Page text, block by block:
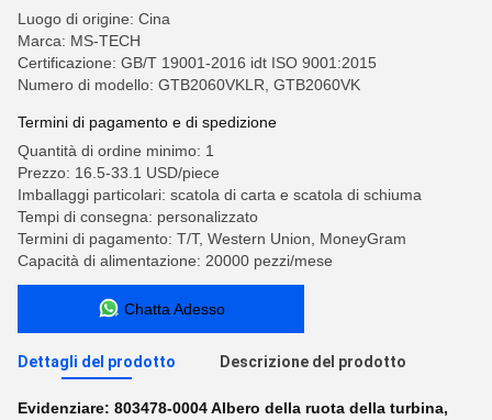
Luogo di origine: Cina
Marca: MS-TECH
Certificazione: GB/T 19001-2016 idt ISO 9001:2015
Numero di modello: GTB2060VKLR, GTB2060VK
Termini di pagamento e di spedizione
Quantità di ordine minimo: 1
Prezzo: 16.5-33.1 USD/piece
Imballaggi particolari: scatola di carta e scatola di schiuma
Tempi di consegna: personalizzato
Termini di pagamento: T/T, Western Union, MoneyGram
Capacità di alimentazione: 20000 pezzi/mese
Chatta Adesso
Dettagli del prodotto Descrizione del prodotto
Evidenziare: 803478-0004 Albero della ruota della turbina,